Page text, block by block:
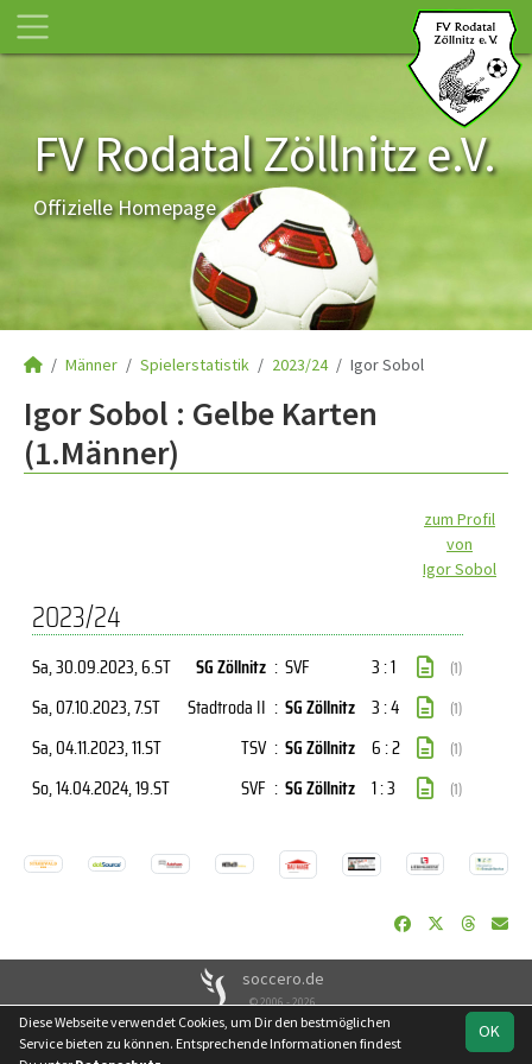
FV Rodatal Zöllnitz e.V.
Offizielle Homepage
Männer Spielerstatistik 2023/24 Igor Sobol
Igor Sobol : Gelbe Karten
(1.Männer)
zum Profil
von
Igor Sobol
2023/24
Sa, 30.09.2023, 6.ST SG Zöllnitz : SVF 3 : 1 (1)
Sa, 07.10.2023, 7.ST Stadtroda II : SG Zöllnitz 3 : 4 (1)
Sa, 04.11.2023, 11.ST TSV : SG Zöllnitz 6 : 2 (1)
So, 14.04.2024, 19.ST SVF : SG Zöllnitz 1 : 3 (1)
soccero.de
© 2006 - 2026
Besucherstatistik Kontakt Impressum
Geburtstage
OK
Diese Webseite verwendet Cookies, um Dir den bestmöglichen
Service bieten zu können. Entsprechende Informationen findest